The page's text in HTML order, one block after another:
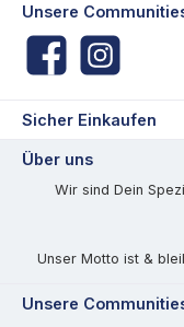
Unsere
FacebookInstagram
Sicher Einkaufen
Über uns
Wir sind Dein
Unser Motto ist &
Unsere